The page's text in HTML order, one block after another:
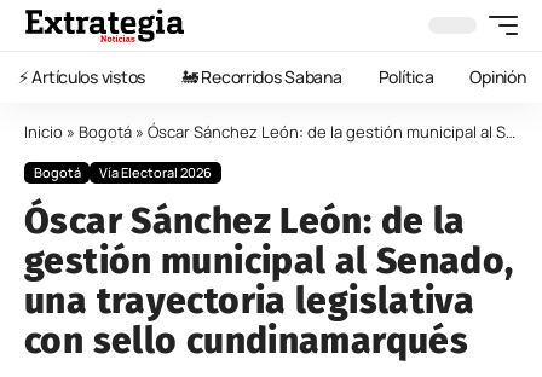
⚡️ Artículos vistos 🚂 Recorridos Sabana Política Opinión
Inicio » Bogotá » Óscar Sánchez León: de la gestión municipal al Senado, una trayectoria legislativa con sello cundinamarqués
Bogotá Vía Electoral 2026
Óscar Sánchez León: de la
gestión municipal al Senado,
una trayectoria legislativa
con sello cundinamarqués